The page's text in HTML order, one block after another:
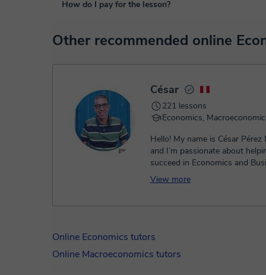
How do I pay for the lesson?
At the time you select a lesson or package of hours, you
service. You have two options:
Once the payment is settled, we'll send you an e-mail
Other recommended online
César
221 lessons
Economics,
Hello! My name is César Pérez
and I’m passionate about
succeed in Economics and
studies. I hold a degree in
View more
Online Economics tutors
Online Macroeconomics tutors